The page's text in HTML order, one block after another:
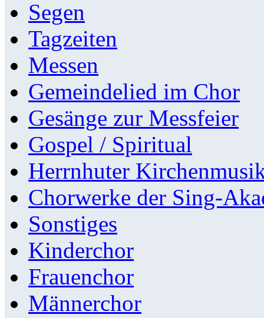
Segen
Tagzeiten
Messen
Gemeindelied im Chor
Gesänge zur Messfeier
Gospel / Spiritual
Herrnhuter
Chorwerke der Sing-
Sonstiges
Kinderchor
Frauenchor
Männerchor